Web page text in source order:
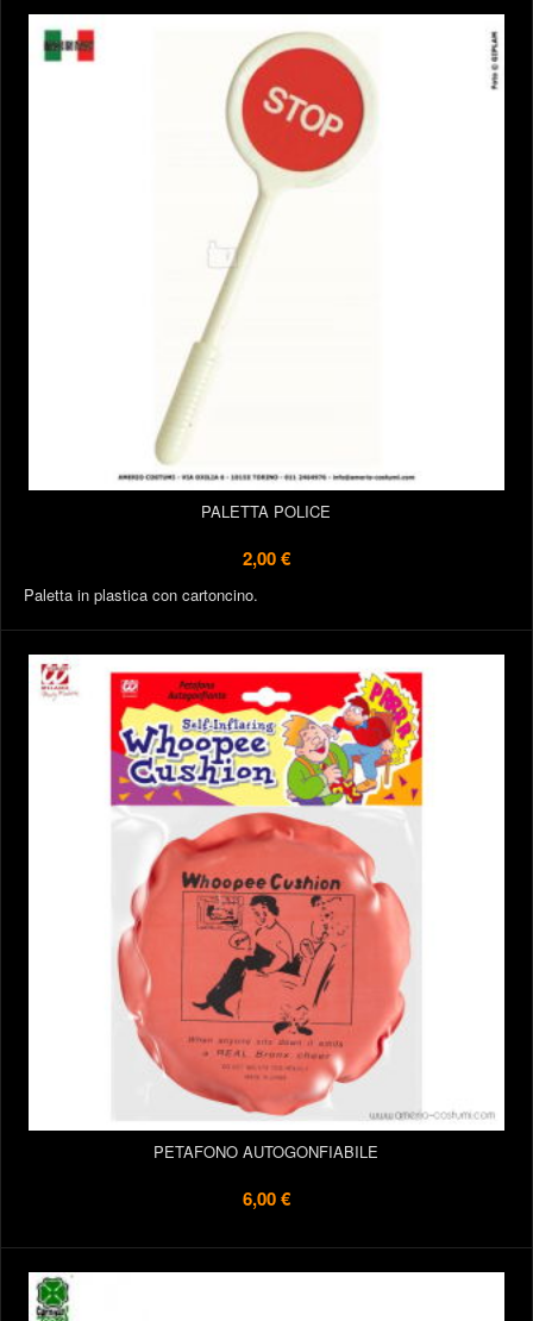
PALETTA POLICE
2,00 €
Paletta in plastica con cartoncino.
PETAFONO AUTOGONFIABILE
6,00 €